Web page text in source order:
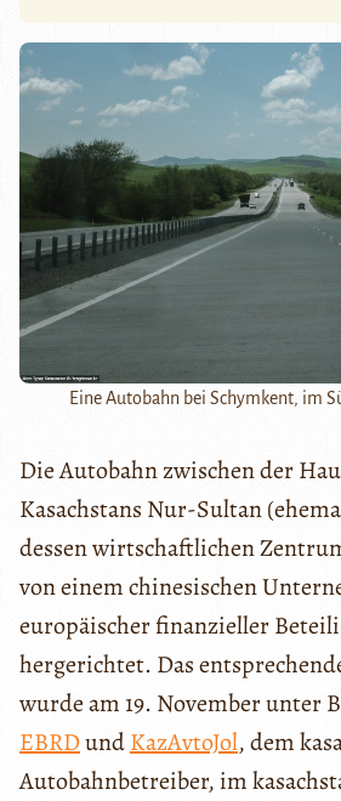
Eine Autobahn bei Schymkent, im
Die Autobahn zwischen der
Kasachstans Nur-Sultan
dessen wirtschaftlichen
von einem chinesischen
europäischer finanzieller
hergerichtet. Das
wurde am 19. November unter
EBRDundKazAvtoJol, dem
Autobahnbetreiber, im